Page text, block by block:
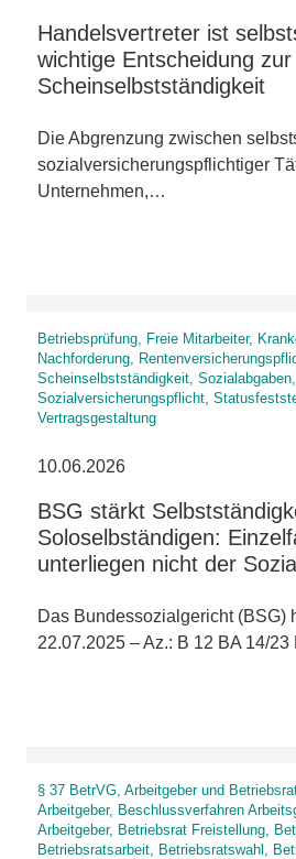
Handelsvertreter ist
wichtige Entscheidung zur
Scheinselbstständigkeit
Die Abgrenzung zwischen
sozialversicherungspflichtiger
Unternehmen,…
Betriebsprüfung, Freie Mitarbeiter,
Nachforderung,
Scheinselbstständigkeit, Sozialabgaben,
Sozialversicherungspflicht,
Vertragsgestaltung
10.06.2026
BSG stärkt
Soloselbständigen:
unterliegen nicht der
Das Bundessozialgericht (BSG)
22.07.2025 – Az.: B 12 BA 14/
§ 37 BetrVG, Arbeitgeber und
Arbeitgeber, Beschlussverfahren
Arbeitgeber, Betriebsrat Freistellung,
Betriebsratsarbeit, Betriebsratswahl,